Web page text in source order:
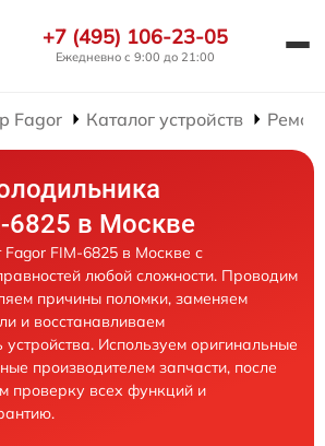
+7 (495) 106-23-05
Ежедневно с 9:00 до 21:00
Fagor Каталог устройств
6825 в Москве
FIM-6825 в Москве с
любой сложности. Проводим
причины поломки, заменяем
и восстанавливаем
устройства. Используем оригинальные
производителем запчасти, после
проверку всех функций и